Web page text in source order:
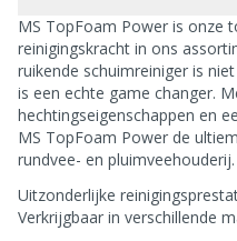
MS TopFoam Power is onze
reinigingskracht in ons
ruikende schuimreiniger is
is een echte game changer.
hechtingseigenschappen en
MS TopFoam Power de
rundvee- en pluimveehouderij.
Uitzonderlijke
Verkrijgbaar in verschillende